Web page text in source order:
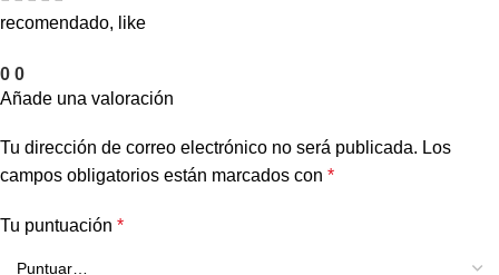
recomendado, like
0 0
Añade una valoración
Tu dirección de correo electrónico no será publicada. Los
campos obligatorios están marcados con *
Tu puntuación *